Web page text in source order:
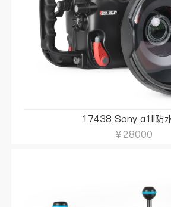
17438 Sony α1II防
￥28000